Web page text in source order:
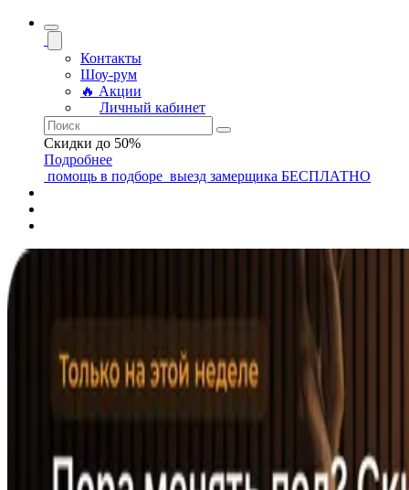
Контакты
Шоу-рум
🔥 Акции
Личный кабинет
Скидки до 50%
Подробнее
помощь в подборе выезд замерщика БЕСПЛАТНО